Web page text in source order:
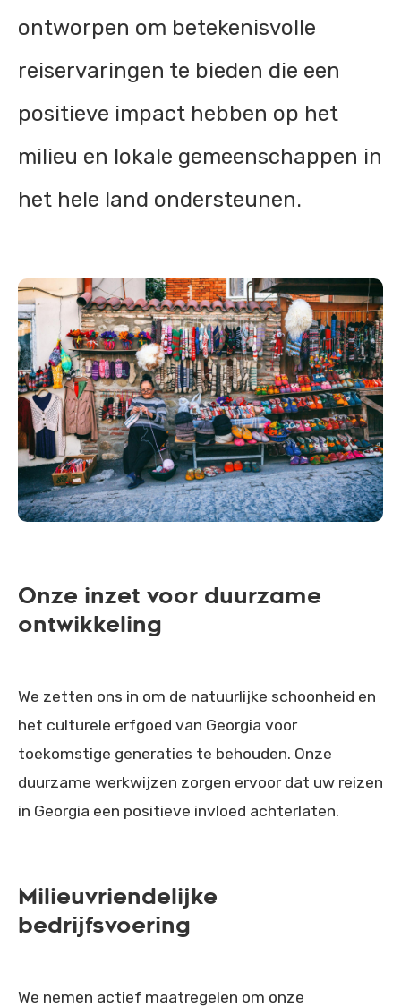
ontworpen om betekenisvolle
reiservaringen te bieden die een
positieve impact hebben op het
milieu en lokale gemeenschappen in
het hele land ondersteunen.
Onze inzet voor duurzame
ontwikkeling
We zetten ons in om de natuurlijke schoonheid en
het culturele erfgoed van Georgia voor
toekomstige generaties te behouden. Onze
duurzame werkwijzen zorgen ervoor dat uw reizen
in Georgia een positieve invloed achterlaten.
Milieuvriendelijke
bedrijfsvoering
We nemen actief maatregelen om onze